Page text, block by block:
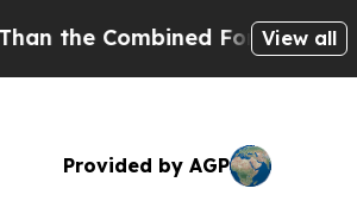
Fortunes of Jeff Bezos,
View all
Provided by AGP